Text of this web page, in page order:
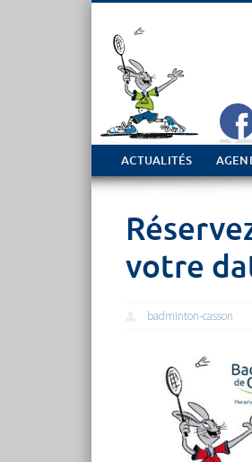
Tout sur le club de
ACTUALITÉS
votre
badminton-casson